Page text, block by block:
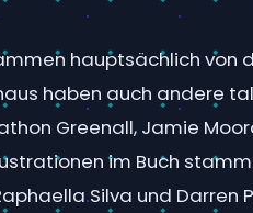
hauptsächlich
haben auch andere
Greenall, Jamie
im Buch
Silva und Darren